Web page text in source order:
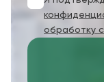
обработку